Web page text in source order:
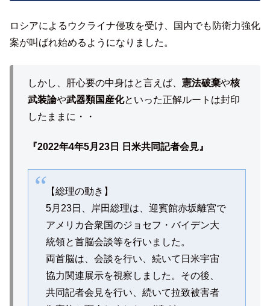
ロシアによるウクライナ侵攻を受け、国内でも防衛力強化
案が叫ばれ始めるようになりました。
しかし、肝心要の中身はと言えば、 憲法破棄や核
武装論や武器類国産化といった正解ルートは封印
したままに・・
『2022年4年5月23日 日米共同記者会見』
【総理の動き】
5月23日、岸田総理は、迎賓館赤坂離宮で
アメリカ合衆国のジョセフ・バイデン大
統領と首脳会談等を行いました。
両首脳は、会談を行い、続いて日米宇宙
協力関連展示を視察しました。その後、
共同記者会見を行い、続いて拉致被害者